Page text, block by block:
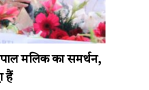
मलिक का समर्थन,
हैं